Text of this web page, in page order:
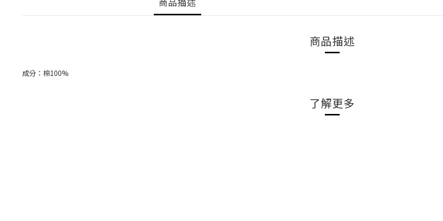
商品描述
成分：棉100%
了解更多